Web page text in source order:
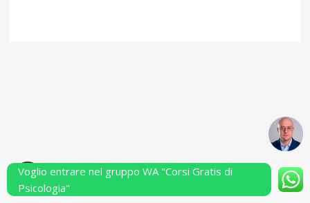
Powered by Performarsi S.a.s.
Voglio entrare nel gruppo WA "Corsi Gratis di
Psicologia"